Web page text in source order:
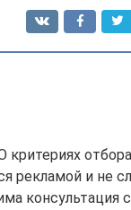
критериях
рекламой и не
консультация